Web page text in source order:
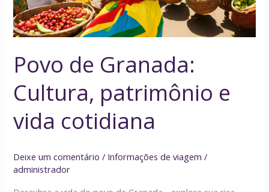
Povo de Granada:
Cultura, patrimônio e
vida cotidiana
Deixe um comentário / Informações de viagem /
administrador
vida
cotidiana